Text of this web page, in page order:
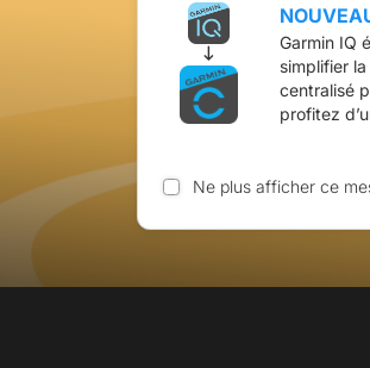
Garmin IQ
simplifier
centralisé
profitez
Ne plus afficher ce